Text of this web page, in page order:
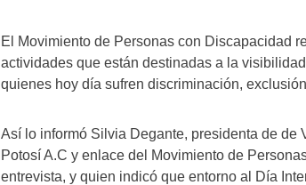
El Movimiento de Personas con Discapacidad
actividades que están destinadas a la
quienes hoy día sufren discriminación,
Así lo informó Silvia Degante, presidenta de de
Potosí A.C y enlace del Movimiento de
entrevista, y quien indicó que entorno al Día